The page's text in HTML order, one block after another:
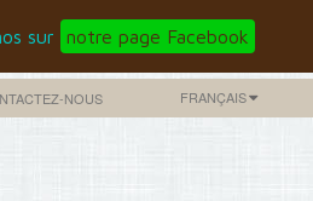
sur notre page Facebook
FRANÇAIS
NOUS